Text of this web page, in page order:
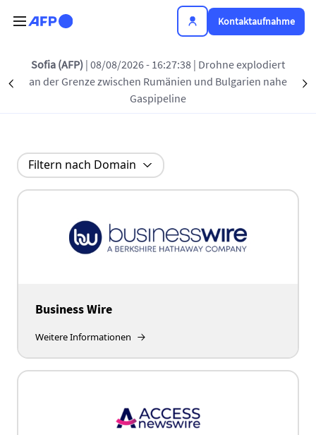
Kontaktaufnahme
Précédent
Sofia (AFP) | 08/08/2026 - 16:27:38 | Drohne explodiert
an der Grenze zwischen Rumänien und Bulgarien nahe
Gaspipeline
Alle unsere Partner
Filtern nach Domain
Business Wire
Weitere Informationen